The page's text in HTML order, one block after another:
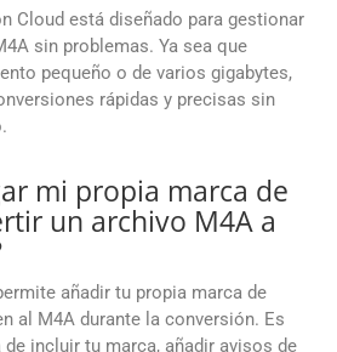
Cloud está diseñado para gestionar
sin problemas. Ya sea que
pequeño o de varios gigabytes,
rápidas y precisas sin
mi propia marca de
un archivo M4A a
añadir tu propia marca de
al M4A durante la conversión. Es
de incluir tu marca, añadir avisos de